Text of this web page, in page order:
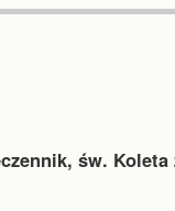
św. Koleta